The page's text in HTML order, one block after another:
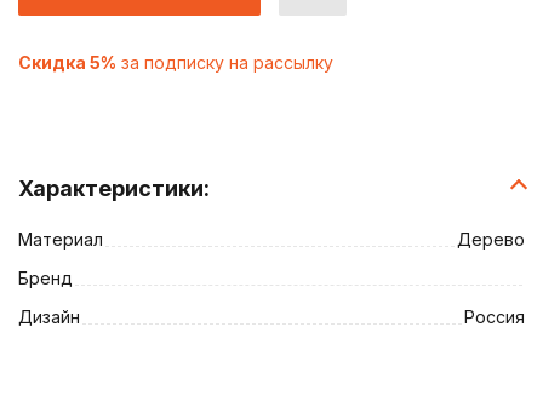
Характеристики:
Материал
Дерево
Бренд
Дизайн
Россия
Скидка 5% за подписку на рассылку